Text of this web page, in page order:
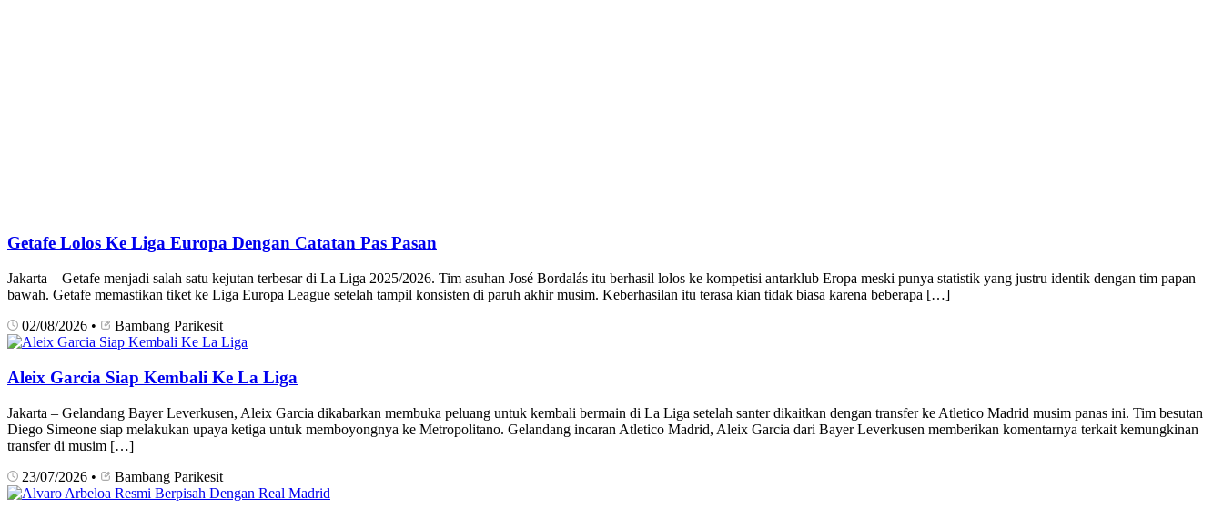
Getafe Lolos Ke Liga Europa Dengan Catatan Pas Pasan
Jakarta – Getafe menjadi salah satu kejutan terbesar di La Liga 2025/2026. Tim asuhan José Bordalás itu berhasil lolos ke kompetisi antarklub Eropa meski punya statistik yang justru identik dengan tim papan
bawah. Getafe memastikan tiket ke Liga Europa League setelah tampil konsisten di paruh akhir musim. Keberhasilan itu terasa kian tidak biasa karena beberapa […]
02/08/2026 • Bambang Parikesit
Aleix Garcia Siap Kembali Ke La Liga
Jakarta – Gelandang Bayer Leverkusen, Aleix Garcia dikabarkan membuka peluang untuk kembali bermain di La Liga setelah santer dikaitkan dengan transfer ke Atletico Madrid musim panas ini. Tim besutan
Diego Simeone siap melakukan upaya ketiga untuk memboyongnya ke Metropolitano. Gelandang incaran Atletico Madrid, Aleix Garcia dari Bayer Leverkusen memberikan komentarnya terkait kemungkinan
transfer di musim […]
23/07/2026 • Bambang Parikesit